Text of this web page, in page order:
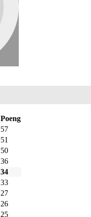
Poeng
57
51
50
36
34
33
27
26
25